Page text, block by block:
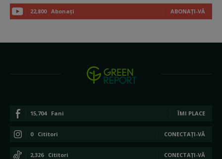
22,800 Abonați ABONAȚI-VĂ
15,704 Fani ÎMI PLACE
0 Cititori CONECTAȚI-VĂ
2,326 Cititori CONECTAȚI-VĂ